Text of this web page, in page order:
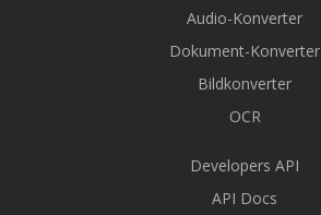
Audio-Konverter
Dokument-Konverter
Bildkonverter
OCR
Developers API
API Docs